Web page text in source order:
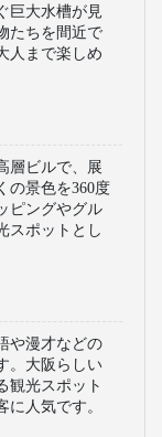
巨大水槽が見
たちを間近で
人まで楽しめ
層ビルで、展
の景色を360度
ピングやグル
スポットとし
や漫才などの
。大阪らしい
観光スポット
に人気です。